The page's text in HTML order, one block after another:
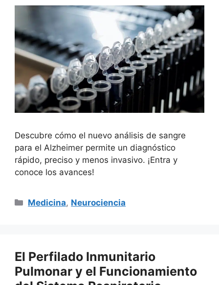
Descubre cómo el nuevo análisis de sangre
para el Alzheimer permite un diagnóstico
rápido, preciso y menos invasivo. ¡Entra y
conoce los avances!
Categorías
Medicina, Neurociencia
El Perfilado Inmunitario
Pulmonar y el Funcionamiento